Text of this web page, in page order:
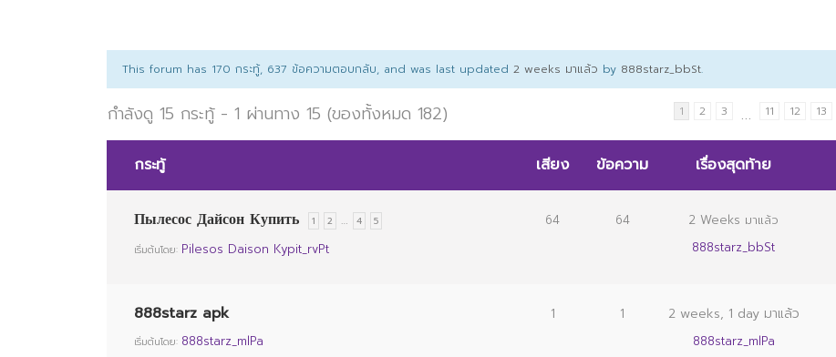
This forum has 170 กระทู้, 637 ข้อความตอบกลับ, and was last updated 2 weeks มาแล้ว by 888starz_bbSt.
กำลังดู 15 กระทู้ - 1 ผ่านทาง 15 (ของทั้งหมด 182) 1 2 3 … 11 12 13
กระทู้ เสียง ข้อความ เรื่องสุดท้าย
Пылесос Дайсон Купить 1 2 … 4 5
เริ่มต้นโดย: Pilesos Daison Kypit_rvPt
64 64
2 Weeks มาแล้ว
888starz_bbSt
888starz apk
เริ่มต้นโดย: 888starz_mlPa
1 1 2 weeks, 1 day มาแล้ว
888starz_mlPa